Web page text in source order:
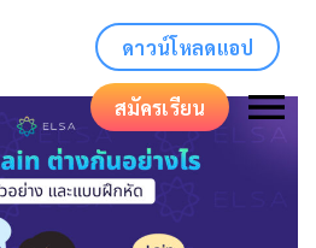
ดาวน์โหลดแอป
สมัครเรียน